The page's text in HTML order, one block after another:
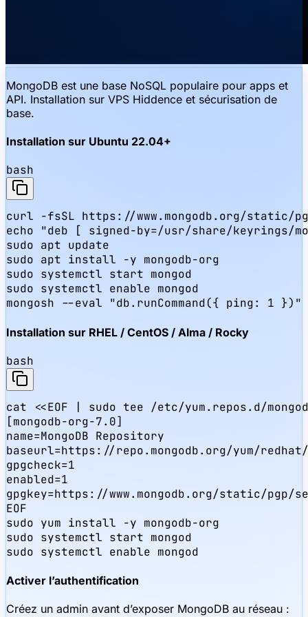
MongoDB est une base NoSQL populaire pour apps et
API. Installation sur VPS Hiddence et sécurisation de
base.
Installation sur Ubuntu 22.04+
bash
curl -fsSL https://www.mongodb.org/static/
echo "deb [ signed-by=/usr/share/keyrings/
sudo apt update
sudo apt install -y mongodb-org
sudo systemctl start mongod
sudo systemctl enable mongod
mongosh --eval "db.runCommand({ ping: 1 })"
Installation sur RHEL / CentOS / Alma / Rocky
bash
cat <<EOF | sudo tee /etc/yum.repos.d/
[mongodb-org-7.0]
name=MongoDB Repository
baseurl=https://repo.mongodb.org/yum/
gpgcheck=1
enabled=1
gpgkey=https://www.mongodb.org/static/pgp/
EOF
sudo yum install -y mongodb-org
sudo systemctl start mongod
sudo systemctl enable mongod
Activer l’authentification
Créez un admin avant d’exposer MongoDB au réseau :